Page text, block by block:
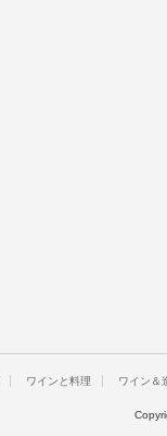
ワインと料理 ワイン＆